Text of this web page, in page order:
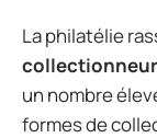
La philatélie
un nombre
formes de